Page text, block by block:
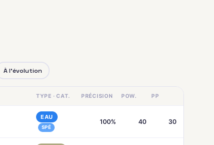
À l'évolution
TYPE · CAT. PRÉCISION POW. PP
EAU
SPÉ
100% 40 30